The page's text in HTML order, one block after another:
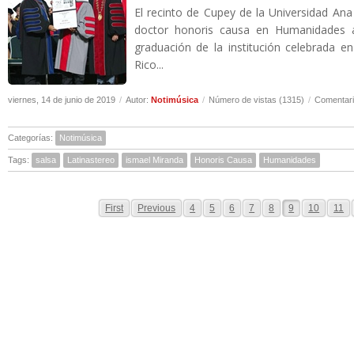
El recinto de Cupey de la Universidad
doctor honoris causa en
graduación de la institución celebrada
Rico...
viernes, 14 de junio de 2019 / Autor: Notimúsica / Número de vistas (1315) /
Categorías: Notimúsica
Tags: salsa Latinastereo ismael Miranda Honoris Causa Humanidades
First Previous 4 5 6 7 8 9 10 11